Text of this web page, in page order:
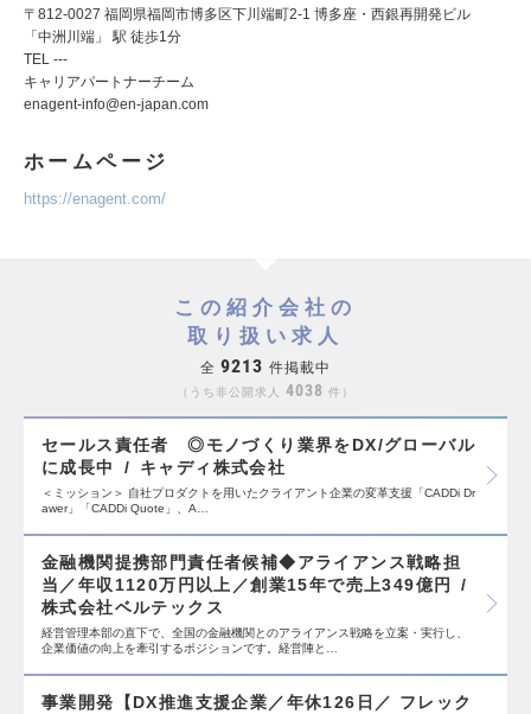
〒812-0027 福岡県福岡市博多区下川端町2-1 博多座・西銀再開発ビル
「中洲川端」 駅 徒歩1分
TEL ---
キャリアパートナーチーム
enagent-info@en-japan.com
ホームページ
https://enagent.com/
この紹介会社の
取り扱い求人
全 9213 件掲載中
うち非公開求人 4038 件
セールス責任者 ◎モノづくり業界をDX/グローバル
に成長中
キャディ株式会社
＜ミッション＞ 自社プロダクトを用いたクライアント企業の変革支援「CADDi Dr
awer」「CADDi Quote」、A…
金融機関提携部門責任者候補◆アライアンス戦略担
当／年収1120万円以上／創業15年で売上349億円
株式会社ベルテックス
経営管理本部の直下で、全国の金融機関とのアライアンス戦略を立案・実行し、
企業価値の向上を牽引するポジションです。経営陣と…
事業開発【DX推進支援企業／年休126日／ フレック